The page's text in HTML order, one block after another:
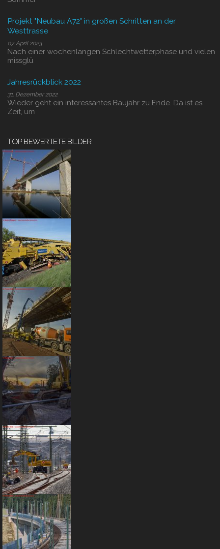
Projekt "Neubau A72" in großen Schritten an der
Westtrasse
07. April 2023
Nach einer wochenlangen Schlechtwetterphase und vielen
missglü
Jahresrückblick 2022
31. Dezember 2022
Wieder geht ein interessantes Baujahr zu Ende. Da ist es
Zeit, um
TOP BEWERTETE BILDER